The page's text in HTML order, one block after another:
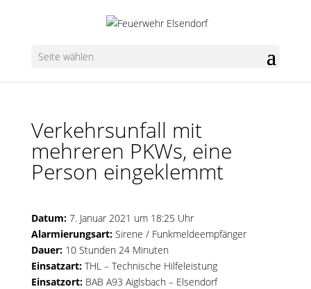
Seite wählen
Verkehrsunfall mit
mehreren PKWs, eine
Person eingeklemmt
Datum:7. Januar 2021 um 18:25 Uhr
Alarmierungsart:Sirene / Funkmeldeempfänger
Dauer:10 Stunden 24 Minuten
Einsatzart:THL – Technische Hilfeleistung
Einsatzort:BAB A93 Aiglsbach – Elsendorf